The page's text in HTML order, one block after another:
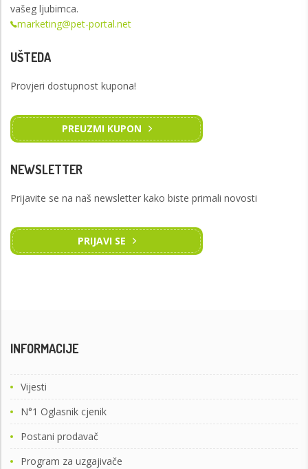
vašeg ljubimca.
marketing@pet-portal.net
UŠTEDA
Provjeri dostupnost kupona!
PREUZMI KUPON
NEWSLETTER
Prijavite se na naš newsletter kako biste primali novosti
PRIJAVI SE
INFORMACIJE
Vijesti
N°1 Oglasnik cjenik
Postani prodavač
Program za uzgajivače